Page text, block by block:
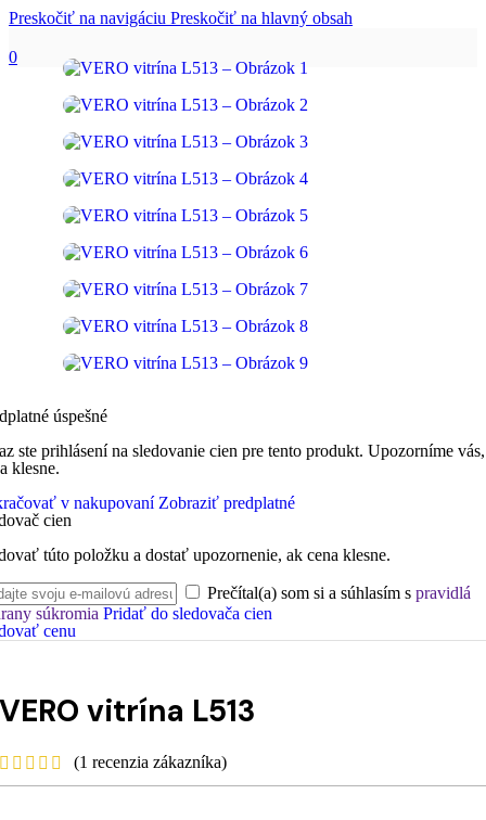
Preskočiť na navigáciu Preskočiť na hlavný obsah
0
úspešné
ste prihlásení na sledovanie cien pre tento produkt. Upozorníme
klesne.
v nakupovaní Zobraziť predplatné
cien
túto položku a dostať upozornenie, ak cena klesne.
Prečítal(a) som si a súhlasím s pravidlá
súkromia Pridať do sledovača cien
cenu
VERO vitrína L513
(1 recenzia zákazníka)